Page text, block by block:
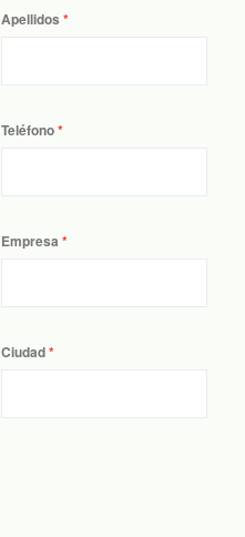
Apellidos
Teléfono
Empresa
Ciudad